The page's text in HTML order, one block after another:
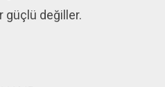
güçlü değiller.